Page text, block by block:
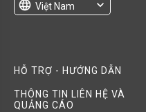
language Việt Nam
expand_more
HỖ TRỢ - HƯỚNG DẪN
THÔNG TIN LIÊN HỆ VÀ
QUẢNG CÁO